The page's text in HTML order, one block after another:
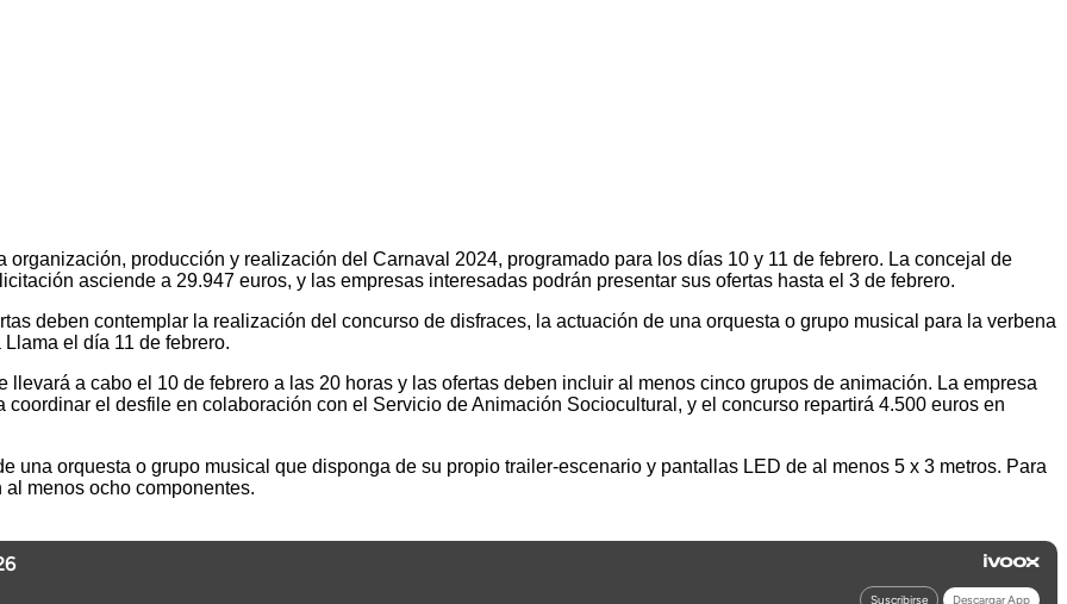
producción y realización del Carnaval 2024, programado para los días 10 y 11 de febrero. La concejal de
asciende a 29.947 euros, y las empresas interesadas podrán presentar sus ofertas hasta el 3 de febrero.
deben contemplar la realización del concurso de disfraces, la actuación de una orquesta o grupo musical para la verbena
el día 11 de febrero.
a cabo el 10 de febrero a las 20 horas y las ofertas deben incluir al menos cinco grupos de animación. La empresa
el desfile en colaboración con el Servicio de Animación Sociocultural, y el concurso repartirá 4.500 euros en
una orquesta o grupo musical que disponga de su propio trailer-escenario y pantallas LED de al menos 5 x 3 metros. Para
menos ocho componentes.